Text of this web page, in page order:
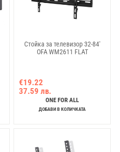
Стойка за телевизор 32-84'
OFA WM2611 FLAT
€19.22
37.59 лв.
ONE FOR ALL
ДОБАВИ В КОЛИЧКАТА